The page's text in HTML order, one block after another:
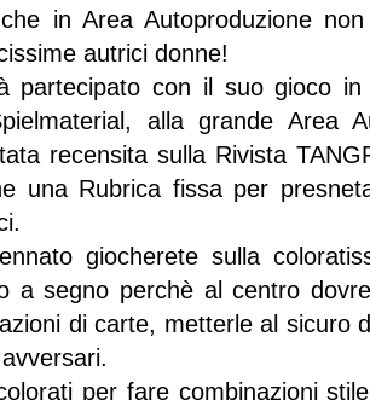
in Area Autoproduzione
autrici donne!
partecipato con il suo gioco
alla grande Area
recensita sulla Rivista
una Rubrica fissa per
giocherete sulla
a segno perchè al centro
di carte, metterle al sicuro
per fare combinazioni